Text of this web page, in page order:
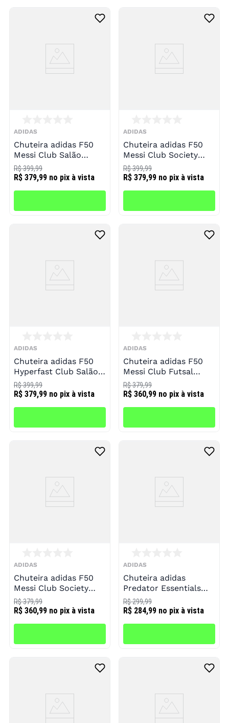
ADIDAS
Chuteira adidas F50
Messi Club Salão
Infantil
R$ 379,99 no pix à vista
R$ 399,99
ADIDAS
Chuteira adidas F50
Messi Club Society
Infantil
R$ 379,99 no pix à vista
R$ 399,99
ADIDAS
Chuteira adidas F50
Hyperfast Club Salão
Infantil
R$ 379,99 no pix à vista
R$ 399,99
ADIDAS
Chuteira adidas F50
Messi Club Futsal
Infantil
R$ 360,99 no pix à vista
R$ 379,99
ADIDAS
Chuteira adidas F50
Messi Club Society
Infantil
R$ 360,99 no pix à vista
R$ 379,99
ADIDAS
Chuteira adidas
Predator Essentials
26.5 Futsal Infantil
R$ 284,99 no pix à vista
R$ 299,99